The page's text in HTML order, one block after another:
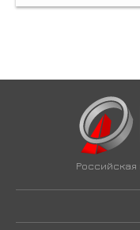
Российская